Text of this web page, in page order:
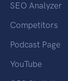
SEO Analyzer
Competitors
Podcast Page
YouTube